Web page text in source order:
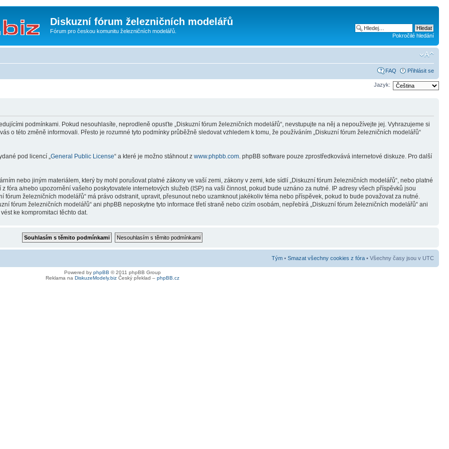
Diskuzní fórum železničních modelářů
Fórum pro českou komunitu železničních modelářů.
Pokročilé hledání
FAQ Přihlásit se
Jazyk:
podmínkami. Pokud nesouhlasíte, neprodleně opusťte „Diskuzní fórum železničních modelářů“, nevstupujte na něj a nepoužívejte jej. Vyhrazujeme si
o této změně informovali. Přesto je rozumné tyto podmínky průběžně sledovat vzhledem k tomu, že používáním „Diskuzní fórum železničních modelářů“
pod licencí „General Public License“ a které je možno stáhnout z www.phpbb.com. phpBB software pouze zprostředkovává internetové diskuze. Pro další
nebo jiným materiálem, který by mohl porušovat platné zákony ve vaší zemi, zákony v zemi, kde sídlí „Diskuzní fórum železničních modelářů“, nebo platné
fóra a/nebo upozornění vašeho poskytovatele internetových služeb (ISP) na vaši činnost, pokud bude uznáno za nutné. IP adresy všech příspěvků jsou
železničních modelářů“ má právo odstranit, upravit, přesunout nebo uzamknout jakékoliv téma nebo příspěvek, pokud to bude považovat za nutné.
fórum železničních modelářů“ ani phpBB neposkytne tyto informace třetí straně nebo cizím osobám, nepřebírá „Diskuzní fórum železničních modelářů“ ani
ke kompromitaci těchto dat.
Tým • Smazat všechny cookies z fóra • Všechny časy jsou v UTC
Powered by phpBB © 2011 phpBB Group
Reklama na DiskuzeModely.bizČeský překlad – phpBB.cz